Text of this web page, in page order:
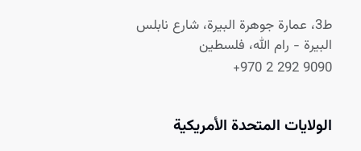
ط3، عمارة جوهرة البيرة، شارع نابلس
البيرة - رام الله، فلسطين
+970 2 292 9090
الولايات المتحدة الأمريكية